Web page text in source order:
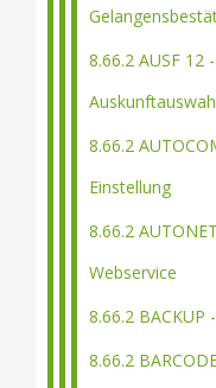
8.66.2 AUSF 12
8.66.2
Einstellung
8.66.2
Webservice
8.66.2 BACKUP
8.66.2